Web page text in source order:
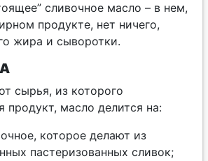
сливочное масло – в нем,
продукте, нет ничего,
жира и сыворотки.
сырья, из которого
продукт, масло делится на:
которое делают из
пастеризованных сливок;